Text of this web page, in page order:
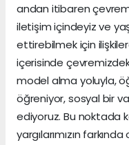
andan itibaren
iletişim içindeyiz ve
ettirebilmek için
içerisinde
model alma yoluyla,
öğreniyor, sosyal bir
ediyoruz. Bu noktada
yargılarımızın